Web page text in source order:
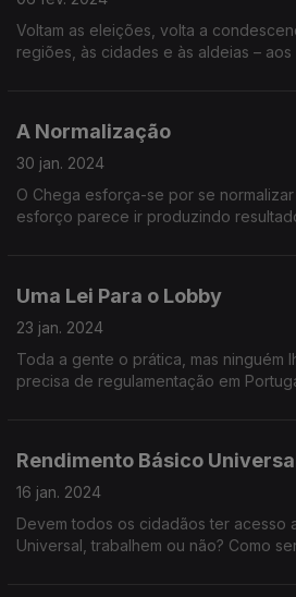
Voltam as eleições, volta a
regiões, às cidades e às aldeias –
A Normalização
30 jan. 2024
O Chega esforça-se por se
esforço parece ir produzindo
Uma Lei Para o Lobby
23 jan. 2024
Toda a gente o prática, mas ninguém
precisa de regulamentação em
Rendimento Básico
16 jan. 2024
Devem todos os cidadãos ter acesso
Universal, trabalhem ou não? Como